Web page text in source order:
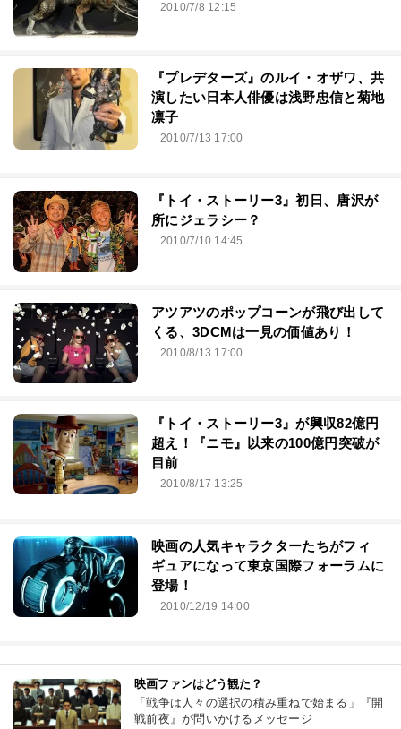
2010/7/8 12:15
『プレデターズ』のルイ・オザワ、共
演したい日本人俳優は浅野忠信と菊地
凛子
2010/7/13 17:00
『トイ・ストーリー3』初日、唐沢が
所にジェラシー？
2010/7/10 14:45
アツアツのポップコーンが飛び出して
くる、3DCMは一見の価値あり！
2010/8/13 17:00
『トイ・ストーリー3』が興収82億円
超え！『ニモ』以来の100億円突破が
目前
2010/8/17 13:25
映画の人気キャラクターたちがフィ
ギュアになって東京国際フォーラムに
登場！
2010/12/19 14:00
映画ファンはどう観た？
「戦争は人々の選択の積み重ねで始まる」『開
戦前夜』が問いかけるメッセージ